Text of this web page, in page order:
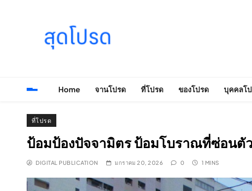
Home
จานโปรด ที่โปรด ของโปรด บุคคลโ
ที่โปรด
ป้อมป้องปัจจามิตร ป้อมโบราณที่ซ่อนตั
DIGITAL PUBLICATION มกราคม 20, 2026 0 1 MINS